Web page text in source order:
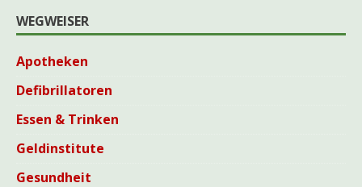
WEGWEISER
Apotheken
Defibrillatoren
Essen & Trinken
Geldinstitute
Gesundheit